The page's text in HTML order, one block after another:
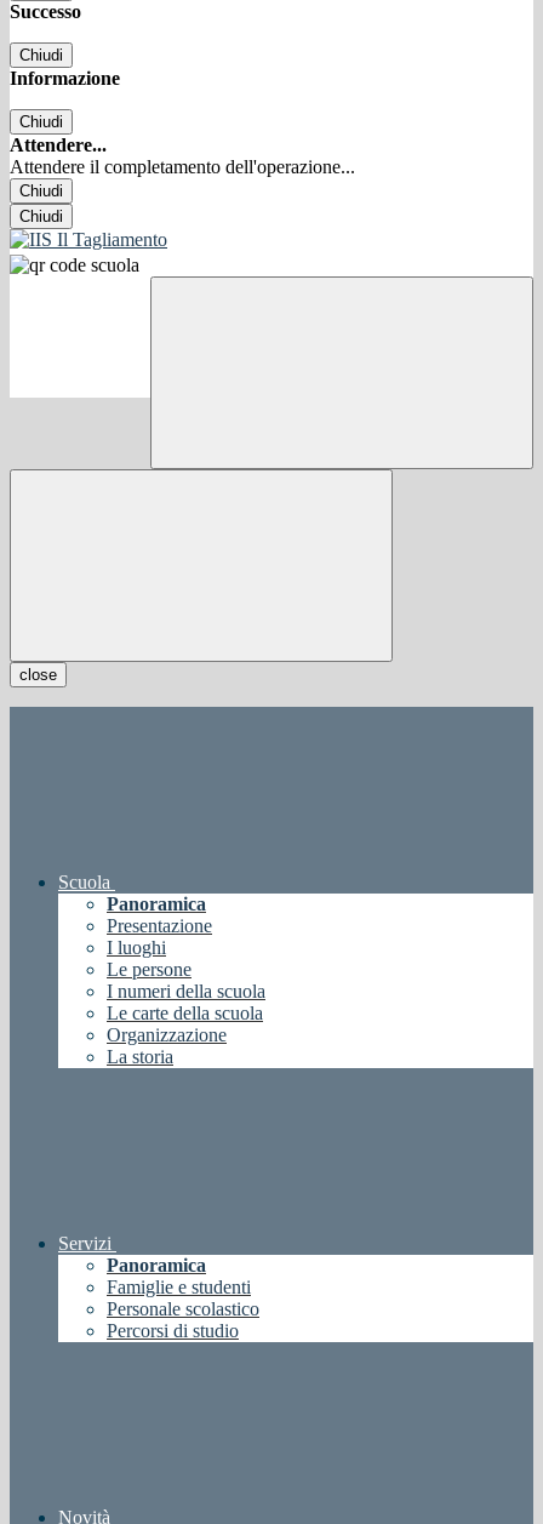
Successo
Chiudi
Informazione
Chiudi
Attendere...
Attendere il completamento dell'operazione...
Chiudi
Chiudi
close
Scuola
Panoramica
Presentazione
I luoghi
Le persone
I numeri della scuola
Le carte della scuola
Organizzazione
La storia
Servizi
Panoramica
Famiglie e studenti
Personale scolastico
Percorsi di studio
Novità